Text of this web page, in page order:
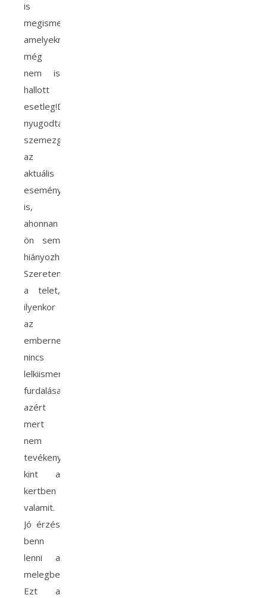
is
megismerkedhet,
amelyekről
még
nem is
hallott
esetleg!De
nyugodtan
szemezgethet
az
aktuális
eseményekből
is,
ahonnan
ön sem
hiányozhat!
Szeretem
a telet,
ilyenkor
az
embernek
nincs
lelkiismeret
furdalása,
azért
mert
nem
tevékenykedik
kint a
kertben
valamit.
Jó érzés
benn
lenni a
melegben.
Ezt a